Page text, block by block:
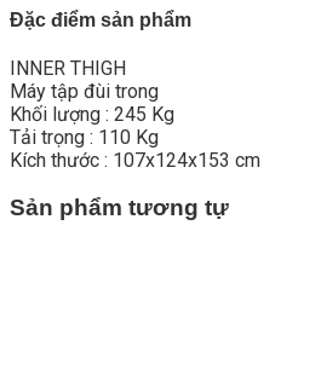
Đặc điểm sản phẩm
INNER THIGH
Máy tập đùi trong
Khối lượng : 245 Kg
Tải trọng : 110 Kg
Kích thước : 107x124x153 cm
Sản phẩm tương tự